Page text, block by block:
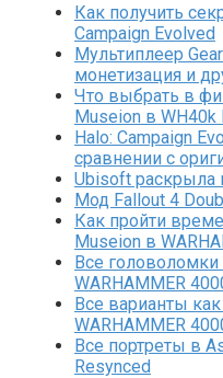
Как получить
Campaign Evolved
Мультиплеер
монетизация и
Что выбрать в
Museion в WH40k
Halo: Campaign
сравнении с
Ubisoft раскрыла
Мод Fallout 4
Как пройти
Museion в
Все
WARHAMMER
Все варианты
WARHAMMER
Все портреты в
Resynced